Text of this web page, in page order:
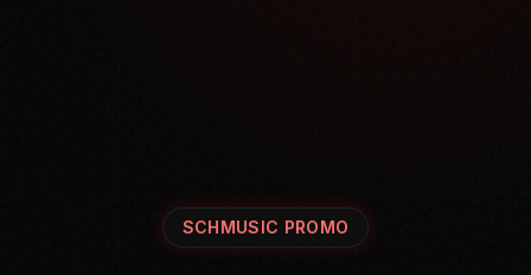
SCHMUSIC PROMO